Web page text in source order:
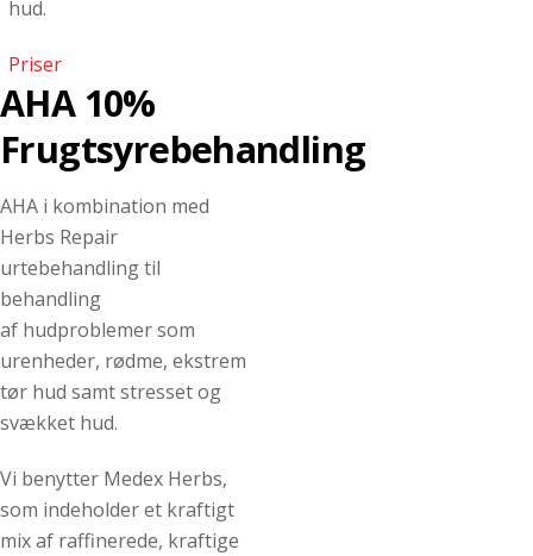
hud.
Priser
AHA 10%
Frugtsyrebehandling
AHA i kombination med
Herbs Repair
urtebehandling til
behandling
af hudproblemer som
urenheder, rødme, ekstrem
tør hud samt stresset og
svækket hud.
Vi benytter Medex Herbs,
som indeholder et kraftigt
mix af raffinerede, kraftige